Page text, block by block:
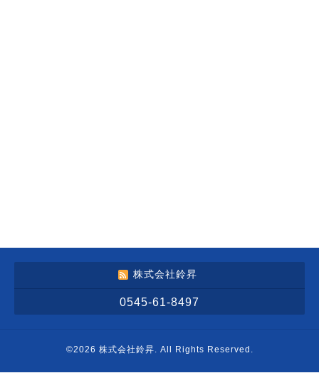
株式会社鈴昇
0545-61-8497
©2026 株式会社鈴昇. All Rights Reserved.